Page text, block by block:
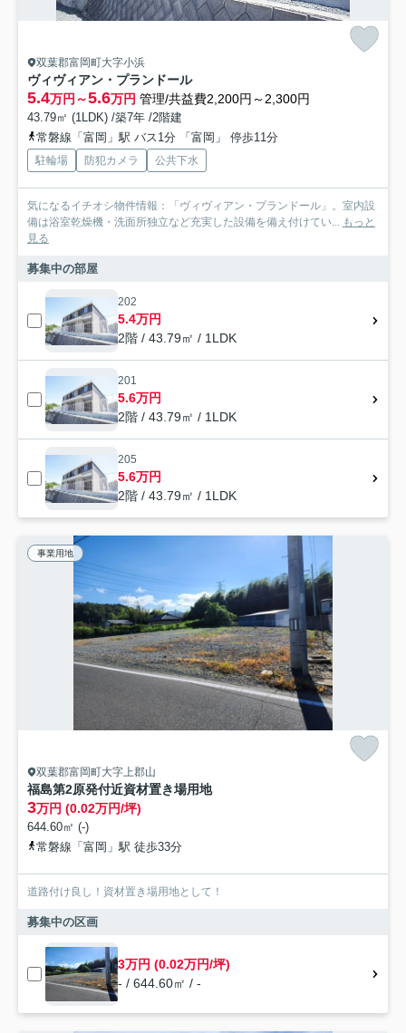
双葉郡富岡町大字小浜
ヴィヴィアン・プランドール
5.4万円～5.6万円 管理/共益費2,200円～2,300円
43.79㎡ (1LDK) /築7年 /2階建
常磐線「富岡」駅 バス1分 「富岡」 停歩11分
駐輪場 防犯カメラ 公共下水
気になるイチオシ物件情報：「ヴィヴィアン・プランドール」。室内設
備は浴室乾燥機・洗面所独立など充実した設備を備え付けてい... もっと
見る
募集中の部屋
202
5.4万円
2階 / 43.79㎡ / 1LDK
201
5.6万円
2階 / 43.79㎡ / 1LDK
205
5.6万円
2階 / 43.79㎡ / 1LDK
事業用地
双葉郡富岡町大字上郡山
福島第2原発付近資材置き場用地
3万円 (0.02万円/坪)
644.60㎡ (-)
常磐線「富岡」駅 徒歩33分
道路付け良し！資材置き場用地として！
募集中の区画
3万円 (0.02万円/坪)
- / 644.60㎡ / -